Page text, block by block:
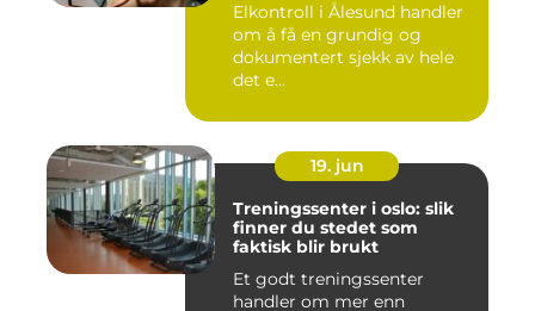
Elkontroll i Ålesund handler
om å få en grundig og
dokumentert sjekk av hele
det e...
19. jun
Treningssenter i oslo: slik
finner du stedet som
faktisk blir brukt
Et godt treningssenter
handler om mer enn